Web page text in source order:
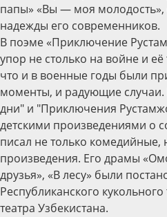
папы» «Вы — моя молодость»,
надежды его современников.
В поэме «Приключение
упор не столько на войне и
что и в военные годы были
моменты, и радующие
дни" и "Приключения
детскими произведениями о
писал не только комедийные,
произведения. Его драмы
друзья», «В лесу» были
Республиканского
театра Узбекистана.